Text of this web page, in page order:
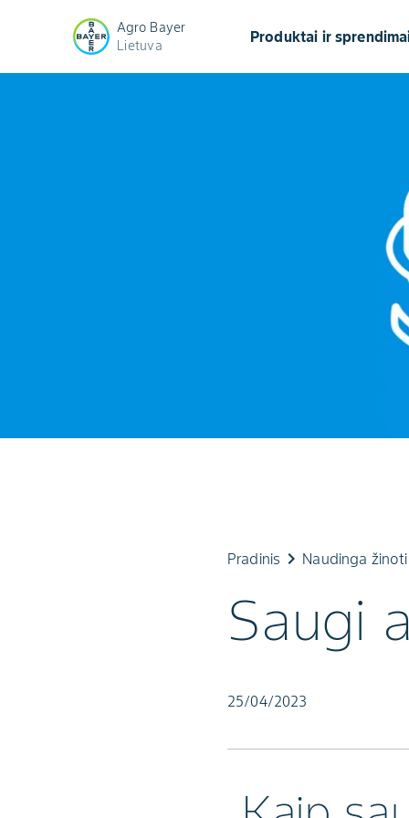
Agro Bayer
Lietuva
Produktai ir
Pradinis keyboard_arrow_right Naudinga žinoti
Saugi
25/04/2023